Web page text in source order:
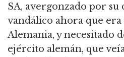
SA, avergonzado por
vandálico ahora que
Alemania, y necesitado
ejército alemán, que